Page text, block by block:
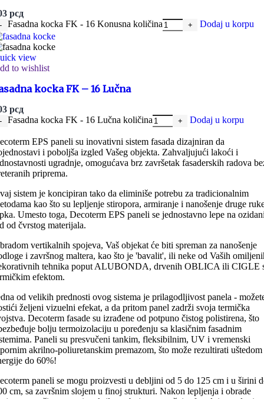
рсд
Fasadna kocka FK - 16 Konusna količina
Dodaj u korpu
view
to wishlist
kocka FK – 16 Lučna
рсд
Fasadna kocka FK - 16 Lučna količina
Dodaj u korpu
EPS paneli su inovativni sistem fasada dizajniran da
i poboljša izgled Vašeg objekta. Zahvaljujući lakoći i
ugradnje, omogućava brz završetak fasaderskih radova
priprema.
sistem je koncipiran tako da eliminiše potrebu za tradicionalnim
kao što su lepljenje stiropora, armiranje i nanošenje druge
Umesto toga, Decoterm EPS paneli se jednostavno lepe na
od čvrstog materijala.
vertikalnih spojeva, Vaš objekat će biti spreman za nanošenje
i završnog maltera, kao što je 'bavalit', ili neke od Vaših
tehnika poput ALUBONDA, drvenih OBLICA ili CIGLE
efektom.
od velikih prednosti ovog sistema je prilagodljivost panela -
željeni vizuelni efekat, a da pritom panel zadrži svoja termička
Decoterm fasade su izrađene od potpuno čistog polistirena, što
bolju termoizolaciju u poređenju sa klasičnim fasadnim
Paneli su presvučeni tankim, fleksibilnim, UV i vremenski
akrilno-poliuretanskim premazom, što može rezultirati uštedom
do 60%!
paneli se mogu proizvesti u debljini od 5 do 125 cm i u širini
cm, sa završnim slojem u finoj strukturi. Nakon lepljenja i obrade